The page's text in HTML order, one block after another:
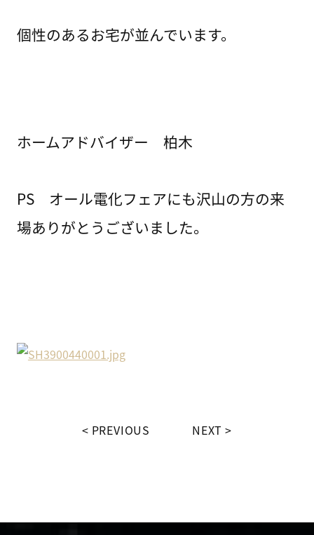
個性のあるお宅が並んでいます。
ホームアドバイザー 柏木
PS オール電化フェアにも沢山の方の来
場ありがとうございました。
PREVIOUS NEXT